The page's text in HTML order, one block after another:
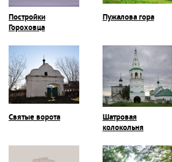
Постройки
Гороховца
Пужалова гора
Святые ворота
Шатровая
колокольня